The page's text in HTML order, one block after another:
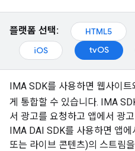
플랫폼 선택: HTML5
iOS
tvOS
IMA SDK를 사용하면 웹사이
게 통합할 수 있습니다. IMA
서 광고를 요청하고 앱에서 광
IMA DAI SDK를 사용하면 앱
또는 라이브 콘텐츠)의 스트림